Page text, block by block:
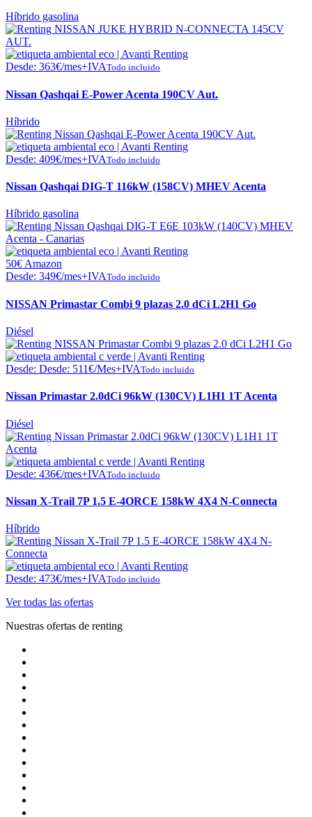
Híbrido gasolina
Desde: 363€/mes+IVATodo incluido
Nissan Qashqai E-Power Acenta 190CV Aut.
Híbrido
Desde: 409€/mes+IVATodo incluido
Nissan Qashqai DIG-T 116kW (158CV) MHEV Acenta
Híbrido gasolina
50€ Amazon
Desde: 349€/mes+IVATodo incluido
NISSAN Primastar Combi 9 plazas 2.0 dCi L2H1 Go
Diésel
Desde: Desde: 511€/Mes+IVATodo incluido
Nissan Primastar 2.0dCi 96kW (130CV) L1H1 1T Acenta
Diésel
Desde: 436€/mes+IVATodo incluido
Nissan X-Trail 7P 1.5 E-4ORCE 158kW 4X4 N-Connecta
Híbrido
Desde: 473€/mes+IVATodo incluido
Ver todas las ofertas
Nuestras ofertas de renting